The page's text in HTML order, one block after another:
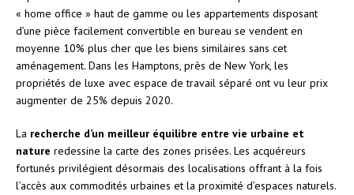
« home office » haut de gamme ou les appartements disposant
d’une pièce facilement convertible en bureau se vendent en
moyenne 10% plus cher que les biens similaires sans cet
aménagement. Dans les Hamptons, près de New York, les
propriétés de luxe avec espace de travail séparé ont vu leur prix
augmenter de 25% depuis 2020.
La recherche d’un meilleur équilibre entre vie urbaine et
nature redessine la carte des zones prisées. Les acquéreurs
fortunés privilégient désormais des localisations offrant à la fois
l’accès aux commodités urbaines et la proximité d’espaces naturels.